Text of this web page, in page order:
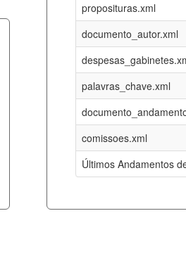
proposituras.xml
documento_autor.xml
palavras_chave.xml
comissoes.xml
Últimos Andamentos